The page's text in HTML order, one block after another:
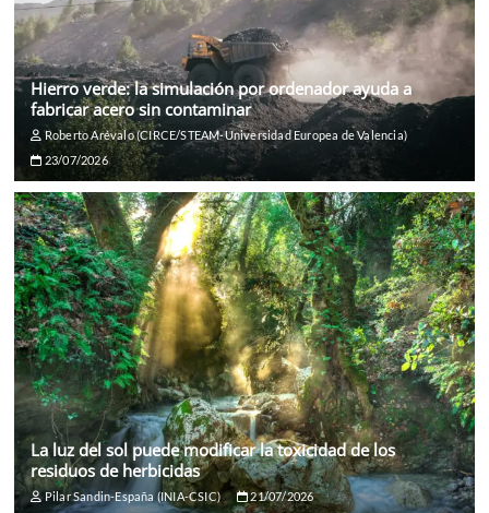
Hierro verde: la simulación por ordenador ayuda a
fabricar acero sin contaminar
Roberto Arévalo (CIRCE/STEAM-Universidad Europea de Valencia)
23/07/2026
La luz del sol puede modificar la toxicidad de los
residuos de herbicidas
Pilar Sandin-España (INIA-CSIC) 21/07/2026